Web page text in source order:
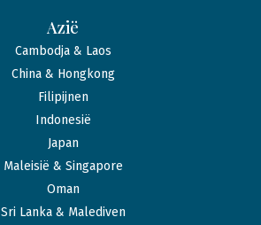
Azië
Cambodja & Laos
China & Hongkong
Filipijnen
Indonesië
Japan
Maleisië & Singapore
Oman
Sri Lanka & Malediven